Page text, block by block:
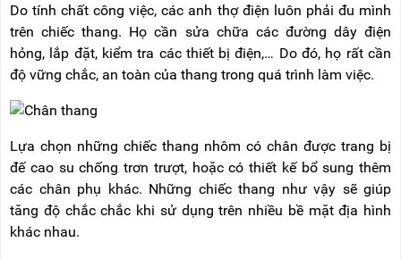
Do tính chất công việc, các anh thợ điện luôn phải đu mình
trên chiếc thang. Họ cần sửa chữa các đường dây điện
hỏng, lắp đặt, kiểm tra các thiết bị điện,… Do đó, họ rất cần
độ vững chắc, an toàn của thang trong quá trình làm việc.
Lựa chọn những chiếc thang nhôm có chân được trang bị
đế cao su chống trơn trượt, hoặc có thiết kế bổ sung thêm
các chân phụ khác. Những chiếc thang như vậy sẽ giúp
tăng độ chắc chắc khi sử dụng trên nhiều bề mặt địa hình
khác nhau.